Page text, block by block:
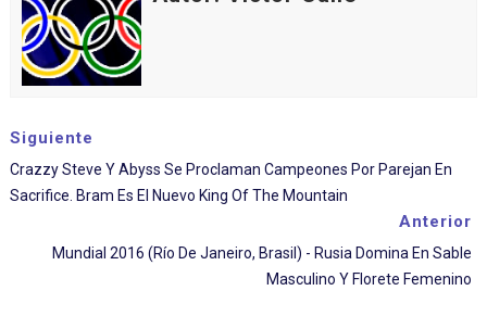
Siguiente
Crazzy Steve Y Abyss Se Proclaman Campeones Por Parejan En
Sacrifice. Bram Es El Nuevo King Of The Mountain
Anterior
Mundial 2016 (Río De Janeiro, Brasil) - Rusia Domina En Sable
Masculino Y Florete Femenino